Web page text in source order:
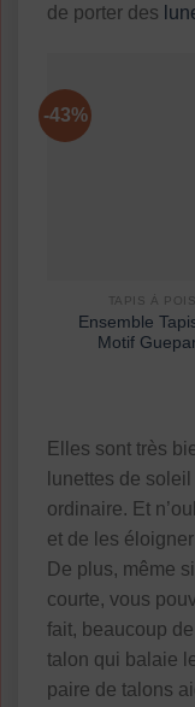
de porter des
-43%
TAPIS À POIS
Ensemble
Motif
Elles sont très
lunettes de
ordinaire. Et
et de les
De plus, même
courte, vous
fait, beaucoup
talon qui balaie
paire de talons